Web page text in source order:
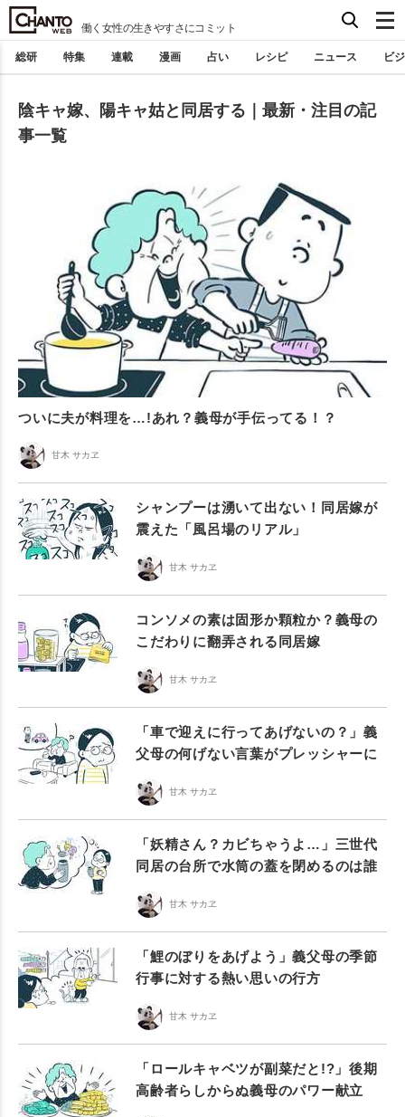
働く女性の生きやすさにコミット
総研 特集 連載 漫画 占い レシピ ニュース ビ
陰キャ嫁、陽キャ姑と同居する｜最新・注目の記
事一覧
ついに夫が料理を…!あれ？義母が手伝ってる！？
甘木 サカヱ
シャンプーは湧いて出ない！同居嫁が
震えた「風呂場のリアル」
甘木 サカヱ
コンソメの素は固形か顆粒か？義母の
こだわりに翻弄される同居嫁
甘木 サカヱ
「車で迎えに行ってあげないの？」義
父母の何げない言葉がプレッシャーに
甘木 サカヱ
「妖精さん？カビちゃうよ…」三世代
同居の台所で水筒の蓋を閉めるのは誰
甘木 サカヱ
「鯉のぼりをあげよう」義父母の季節
行事に対する熱い思いの行方
甘木 サカヱ
「ロールキャベツが副菜だと!?」後期
高齢者らしからぬ義母のパワー献立